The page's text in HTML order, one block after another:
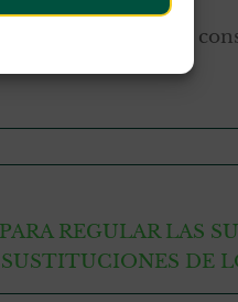
labor.
por imperativo
REGULAR LAS
SUSTITUCIONES DE